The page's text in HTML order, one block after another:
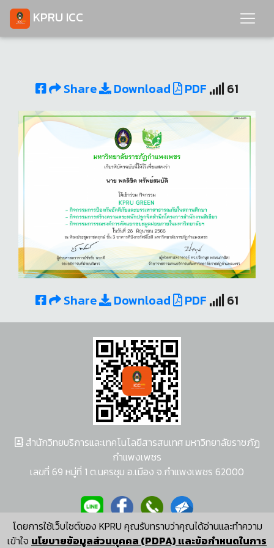
KPRU ICC
Share Download PDF 61
Share Download PDF 61
โดยการใช้เว็บไซต์ของ KPRU คุณรับทราบว่าคุณได้อ่านและทำความ
เข้าใจ นโยบายข้อมูลส่วนบุคคล (PDPA) และข้อกำหนดในการ
สำนักวิทยบริการและเทคโนโลยีสารสนเทศ มหาวิทยาลัยราชภัฏ
กำแพงเพชร
เลขที่ 69 หมู่ที่ 1 ต.นครชุม อ.เมือง จ.กำแพงเพชร 62000
ผู้พัฒนาระบบ อนุชา พวงผกา